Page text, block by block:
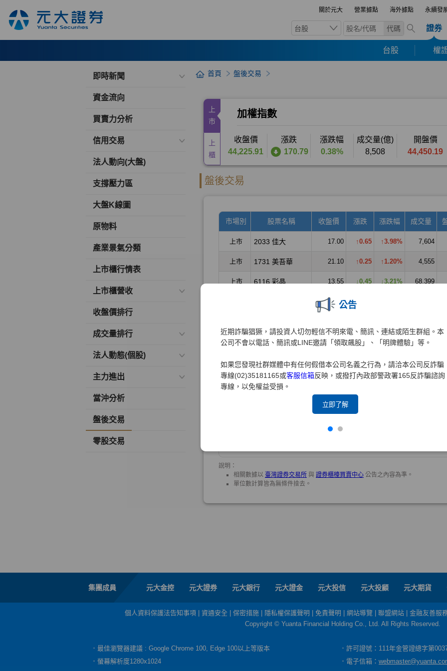
關於元大 營業據點 海外據點 永續發
台股 代碼 證券
台股 權
公告
近期詐騙猖獗，請投資人切勿輕信不明來電、簡訊、連結或陌生群組。本
公司不會以電話、簡訊或LINE邀請「領取飆股」、「明牌體驗」等。
如果您發現社群媒體中有任何假借本公司名義之行為，請洽本公司反詐騙
專線(02)35181165或客服信箱反映，或撥打內政部警政署165反詐騙諮詢
專線，以免權益受損。
立即了解
即時新聞
資金流向
買賣力分析
信用交易
法人動向(大盤)
支撐壓力區
大盤K線圖
原物料
產業景氣分類
上市櫃行情表
上市櫃營收
收盤價排行
成交量排行
法人動態(個股)
主力進出
當沖分析
盤後交易
零股交易
首頁 盤後交易
集團成員 元大金控 元大證券 元大銀行 元大證金 元大投信 元大投顧 元大期貨
個人資料保護法告知事項 資通安全 保密措施 隱私權保護聲明 免責聲明 網站導覽 聯盟網站
金融友善服
Copyright © Yuanta Financial Holding Co., Ltd. All Rights Reserved.
．最佳瀏覽器建議 : Google Chrome 100, Edge 100以上等版本
．許可證號：111年金管證總字第
．螢幕解析度1280x1024
．電子信箱：